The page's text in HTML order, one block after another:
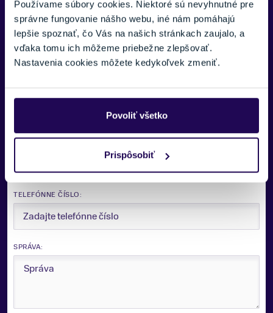
Používame súbory cookies. Niektoré sú nevyhnutné pre
správne fungovanie nášho webu, iné nám pomáhajú
lepšie spoznať, čo Vás na našich stránkach zaujalo, a
vďaka tomu ich môžeme priebežne zlepšovať.
Nastavenia cookies môžete kedykoľvek zmeniť.
Povoliť všetko
Prispôsobiť
Zobraziť viac
Potrebujete viac informácii? Sme tu
pre vás.
VAŠE MENO:
E-MAIL:
TELEFÓNNE ČÍSLO:
SPRÁVA: